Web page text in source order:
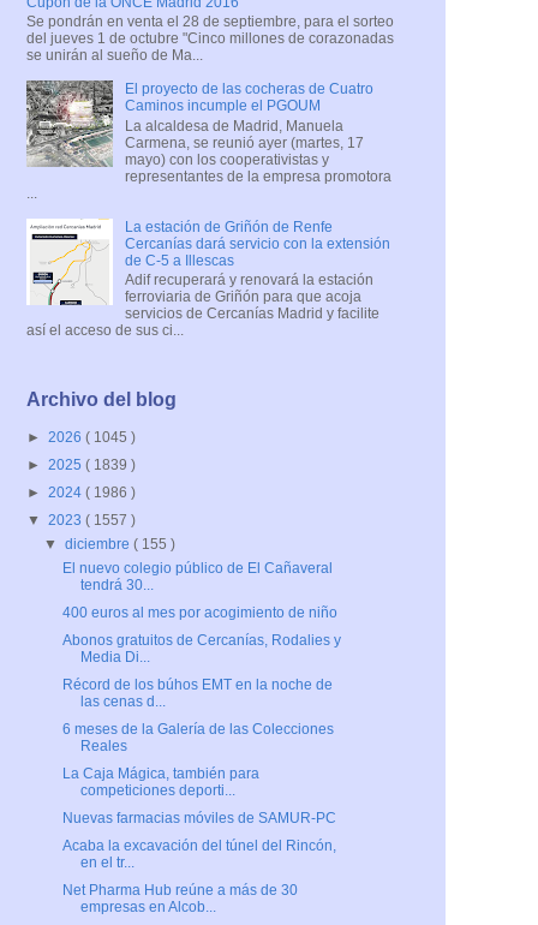
Se pondrán en venta el 28 de septiembre, para el sorteo
del jueves 1 de octubre "Cinco millones de corazonadas
se unirán al sueño de Ma...
El proyecto de las cocheras de Cuatro
Caminos incumple el PGOUM
La alcaldesa de Madrid, Manuela
Carmena, se reunió ayer (martes, 17
mayo) con los cooperativistas y
representantes de la empresa promotora
La estación de Griñón de Renfe
Cercanías dará servicio con la extensión
de C-5 a Illescas
Adif recuperará y renovará la estación
ferroviaria de Griñón para que acoja
servicios de Cercanías Madrid y facilite
así el acceso de sus ci...
Archivo del blog
► 2026 ( 1045 )
► 2025 ( 1839 )
► 2024 ( 1986 )
▼ 2023 ( 1557 )
▼diciembre( 155 )
El nuevo colegio público de El Cañaveral
tendrá 30...
400 euros al mes por acogimiento de niño
Abonos gratuitos de Cercanías, Rodalies y
Media Di...
Récord de los búhos EMT en la noche de
las cenas d...
6 meses de la Galería de las Colecciones
Reales
La Caja Mágica, también para
competiciones deporti...
Nuevas farmacias móviles de SAMUR-PC
Acaba la excavación del túnel del Rincón,
en el tr...
Net Pharma Hub reúne a más de 30
empresas en Alcob...